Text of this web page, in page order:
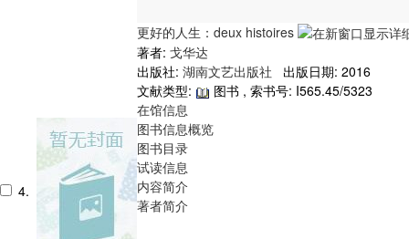
4.
更好的人生：deux histoires
著者: 戈华达
出版社: 湖南文艺出版社
出版日期: 2016
文献类型:
图书 , 索书号: I565.45/5323
在馆信息
图书信息概览
图书目录
试读信息
内容简介
著者简介